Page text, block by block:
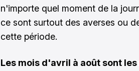
n'importe quel moment de la
ce sont surtout des averses ou
cette période.
Les mois d'avril à août sont